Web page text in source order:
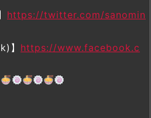
https://twitter.com/sanomin
】 https://www.facebook.c